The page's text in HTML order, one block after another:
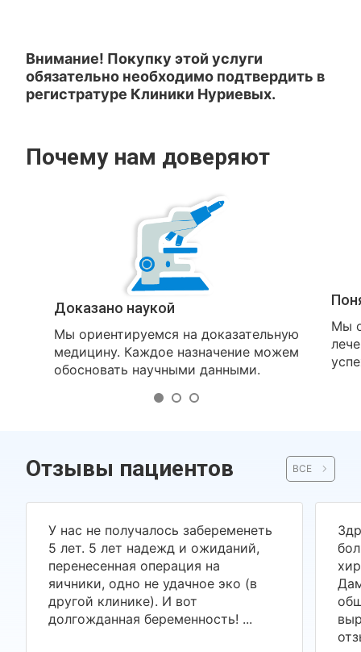
Внимание! Покупку этой услуги
обязательно необходимо подтвердить в
регистратуре Клиники Нуриевых.
Почему нам доверяют
Доказано наукой
Мы ориентируемся на доказательную
медицину. Каждое назначение можем
обосновать научными данными.
Мы
Отзывы пациентов ВСЕ
У нас не получалось забеременеть
5 лет. 5 лет надежд и ожиданий,
перенесенная операция на
яичники, одно не удачное эко (в
другой клинике). И вот
долгожданная беременность! ...